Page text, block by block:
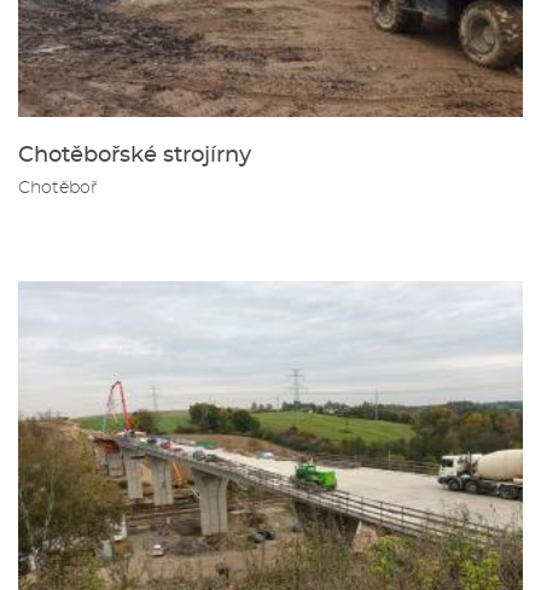
Chotěbořské strojírny
Chotěboř